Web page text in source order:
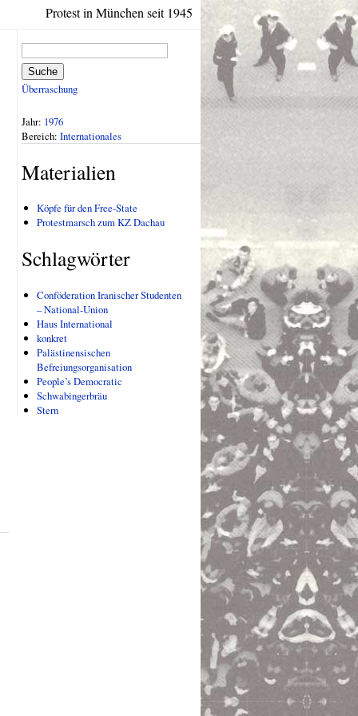
Protest in München seit 1945
Suche
Überraschung
Jahr: 1976
Bereich: Internationales
Materialien
Köpfe für den Free-State
Protestmarsch zum KZ Dachau
Schlagwörter
Conföderation Iranischer Studenten
– National-Union
Haus International
konkret
Palästinensischen
Befreiungsorganisation
People’s Democratic
Schwabingerbräu
Stern